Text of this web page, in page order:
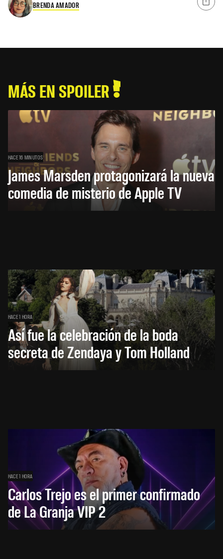
BRENDA AMADOR
MÁS EN SPOILER
HACE 16 MINUTOS
James Marsden protagonizará la nueva
comedia de misterio de Apple TV
HACE 1 HORA
Así fue la celebración de la boda
secreta de Zendaya y Tom Holland
HACE 1 HORA
Carlos Trejo es el primer confirmado
de La Granja VIP 2